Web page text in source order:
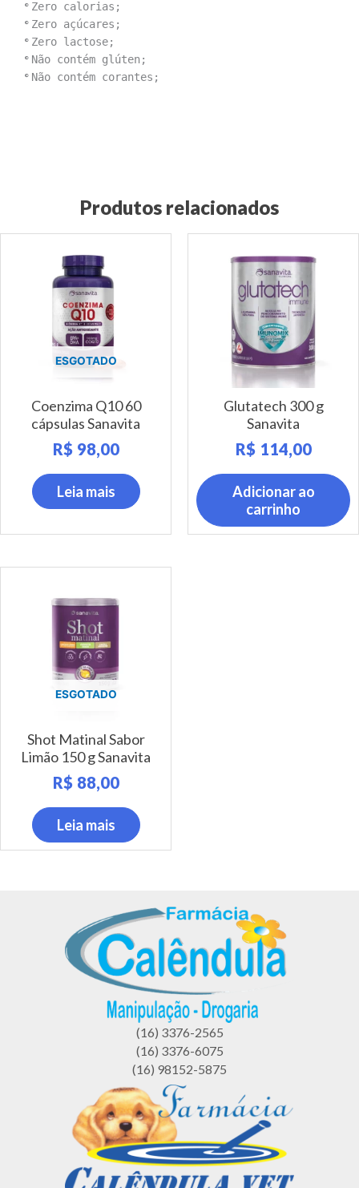
° Zero calorias;
° Zero açúcares;
° Zero lactose;
° Não contém glúten;
° Não contém corantes;
Produtos relacionados
ESGOTADO
Coenzima Q10 60
cápsulas Sanavita
R$ 98,00
Leia mais
Glutatech 300 g
Sanavita
R$ 114,00
Adicionar ao
carrinho
ESGOTADO
Shot Matinal Sabor
Limão 150 g Sanavita
R$ 88,00
Leia mais
(16) 3376-2565
(16) 3376-6075
(16) 98152-5875